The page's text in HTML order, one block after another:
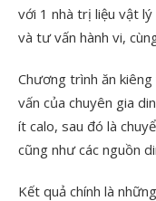
với 1 nhà trị liệu vật
và tư vấn hành vi,
Chương trình ăn
vấn của chuyên gia
ít calo, sau đó là
cũng như các nguồn
Kết quả chính là